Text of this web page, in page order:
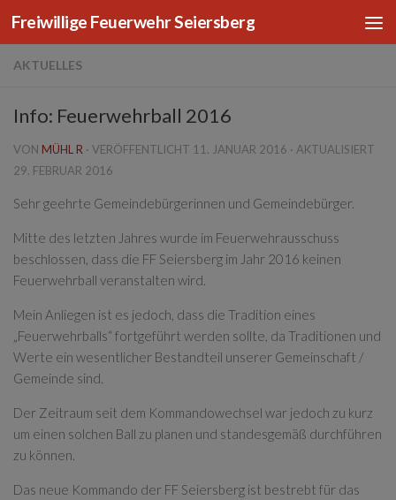
Zum Inhalt springen
Freiwillige Feuerwehr Seiersberg
AKTUELLES
Info: Feuerwehrball 2016
VON MÜHL R · VERÖFFENTLICHT 11. JANUAR 2016 · AKTUALISIERT
29. FEBRUAR 2016
Sehr geehrte Gemeindebürgerinnen und Gemeindebürger.
Mitte des letzten Jahres wurde im Feuerwehrausschuss
beschlossen, dass die FF Seiersberg im Jahr 2016 keinen
Feuerwehrball veranstalten wird.
Mein Anliegen ist es jedoch, dass die Tradition eines
„Feuerwehrballs“ fortgeführt werden sollte, da Traditionen und
Werte ein wesentlicher Bestandteil unserer Gemeinschaft /
Gemeinde sind.
Der Zeitraum seit dem Kommandowechsel war jedoch zu kurz
um einen solchen Ball zu planen und standesgemäß durchführen
zu können.
Das neue Kommando der FF Seiersberg ist bestrebt für das